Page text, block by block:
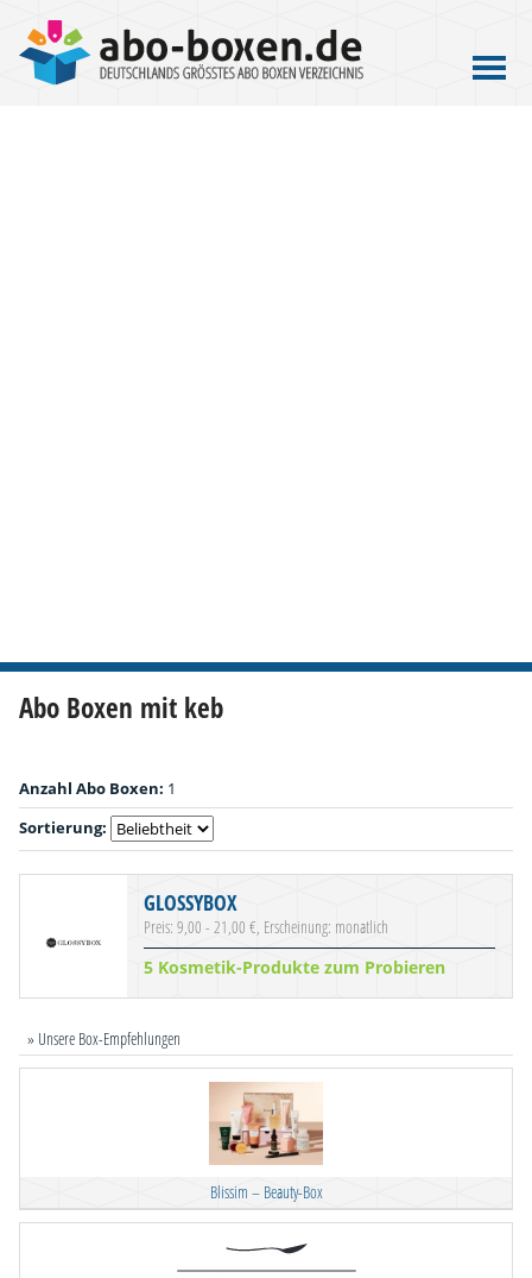
Abo Boxen mit keb
Anzahl Abo Boxen: 1
Sortierung:
GLOSSYBOX
Preis: 9,00 - 21,00 €, Erscheinung: monatlich
5 Kosmetik-Produkte zum Probieren
» Unsere Box-Empfehlungen
Blissim – Beauty-Box